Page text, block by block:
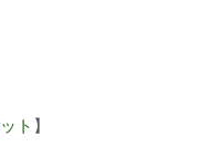
ト 】